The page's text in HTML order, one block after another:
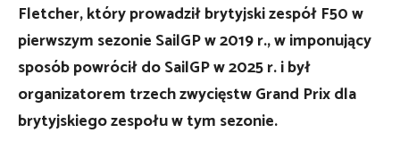
Fletcher, który prowadził brytyjski zespół F50 w
pierwszym sezonie SailGP w 2019 r., w imponujący
sposób powrócił do SailGP w 2025 r. i był
organizatorem trzech zwycięstw Grand Prix dla
brytyjskiego zespołu w tym sezonie.